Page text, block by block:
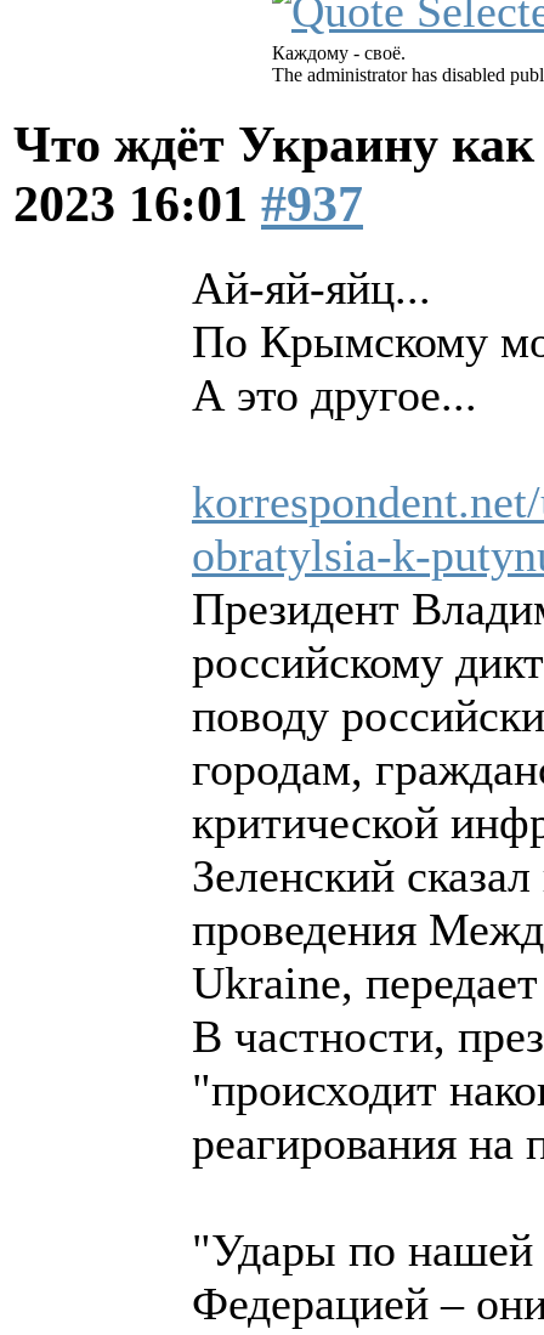
Каждому - своё.
The administrator has disabled
Что ждёт Украину
2023 16:01 #937
Ай-яй-яйц...
По Крымскому
А это другое...
obratylsia-k-
Президент
российскому
поводу
городам,
критической
Зеленский
проведения
Ukraine,
В частности,
"происходит
реагирования
"Удары по нашей
Федерацией –